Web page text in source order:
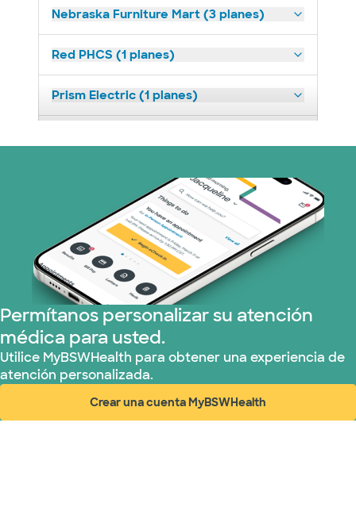
Nebraska Furniture Mart (3 planes)
Red PHCS (1 planes)
Prism Electric (1 planes)
United HealthCare (23 planes)
WellMed (11 planes)
Permítanos personalizar su atención
médica para usted.
Utilice MyBSWHealth para obtener una experiencia de
atención personalizada.
Crear una cuenta MyBSWHealth
(abre en ventana nueva)